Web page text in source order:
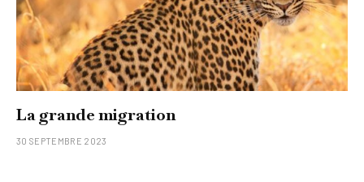
La grande migration
30 SEPTEMBRE 2023